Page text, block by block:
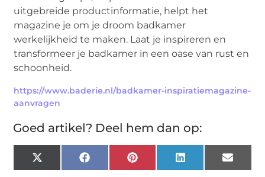
uitgebreide productinformatie, helpt het
magazine je om je droom badkamer
werkelijkheid te maken. Laat je inspireren en
transformeer je badkamer in een oase van rust en
schoonheid.
https://www.baderie.nl/badkamer-inspiratiemagazine-
aanvragen
Goed artikel? Deel hem dan op:
X
(Twitter)
FacebookPinterest LinkedIn Email